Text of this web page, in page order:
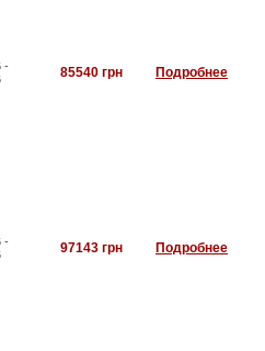
-
85540 грн Подробнее
-
97143 грн Подробнее